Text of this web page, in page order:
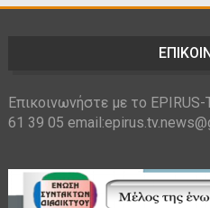
Επικοινωνήστε με το
61 39 05